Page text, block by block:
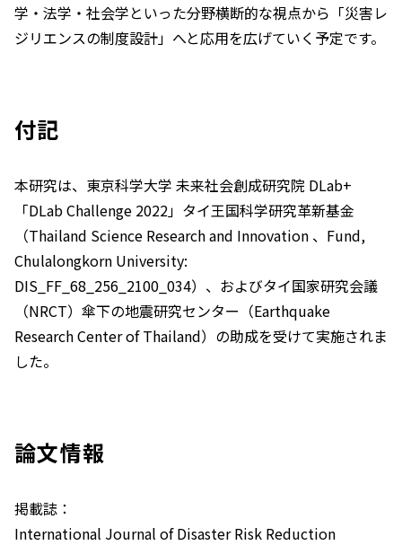
学・法学・社会学といった分野横断的な視点から「災害レ
ジリエンスの制度設計」へと応用を広げていく予定です。
付記
本研究は、東京科学大学 未来社会創成研究院 DLab+
「DLab Challenge 2022」タイ王国科学研究革新基金
（Thailand Science Research and Innovation 、Fund,
Chulalongkorn University:
DIS_FF_68_256_2100_034）、およびタイ国家研究会議
（NRCT）傘下の地震研究センター（Earthquake
Research Center of Thailand）の助成を受けて実施されま
した。
論文情報
掲載誌：
International Journal of Disaster Risk Reduction